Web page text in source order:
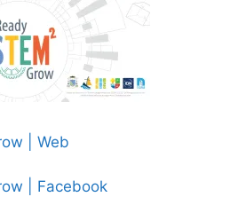
| Web
| Facebook